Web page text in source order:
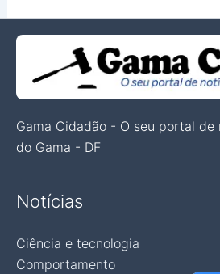
Gama Cidadão - O seu portal
do Gama - DF
Notícias
Ciência e tecnologia
Comportamento